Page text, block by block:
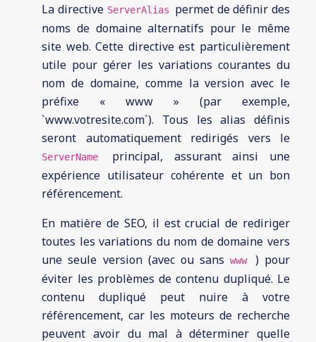
La directive ServerAlias permet de définir des
noms de domaine alternatifs pour le même
site web. Cette directive est particulièrement
utile pour gérer les variations courantes du
nom de domaine, comme la version avec le
préfixe « www » (par exemple,
`www.votresite.com`). Tous les alias définis
seront automatiquement redirigés vers le
ServerName principal, assurant ainsi une
expérience utilisateur cohérente et un bon
référencement.
En matière de SEO, il est crucial de rediriger
toutes les variations du nom de domaine vers
une seule version (avec ou sans www ) pour
éviter les problèmes de contenu dupliqué. Le
contenu dupliqué peut nuire à votre
référencement, car les moteurs de recherche
peuvent avoir du mal à déterminer quelle